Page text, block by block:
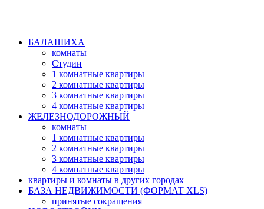
БАЛАШИХА
комнаты
Студии
1 комнатные квартиры
2 комнатные квартиры
3 комнатные квартиры
4 комнатные квартиры
ЖЕЛЕЗНОДОРОЖНЫЙ
комнаты
1 комнатные квартиры
2 комнатные квартиры
3 комнатные квартиры
4 комнатные квартиры
квартиры и комнаты в других городах
БАЗА НЕДВИЖИМОСТИ (ФОРМАТ XLS)
принятые сокращения